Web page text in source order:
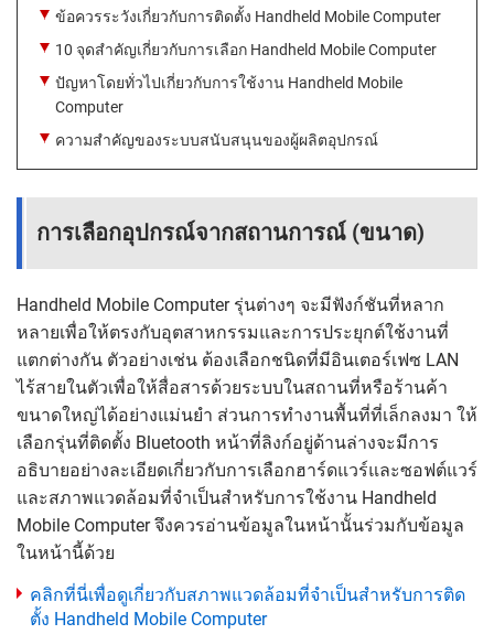
ข้อควรระวังเกี่ยวกับการติดตั้ง Handheld Mobile Computer
10 จุดสำคัญเกี่ยวกับการเลือก Handheld Mobile Computer
ปัญหาโดยทั่วไปเกี่ยวกับการใช้งาน Handheld Mobile
Computer
ความสำคัญของระบบสนับสนุนของผู้ผลิตอุปกรณ์
การเลือกอุปกรณ์จากสถานการณ์ (ขนาด)
Handheld Mobile Computer รุ่นต่างๆ จะมีฟังก์ชันที่หลาก
หลายเพื่อให้ตรงกับอุตสาหกรรมและการประยุกต์ใช้งานที่
แตกต่างกัน ตัวอย่างเช่น ต้องเลือกชนิดที่มีอินเตอร์เฟซ LAN
ไร้สายในตัวเพื่อให้สื่อสารด้วยระบบในสถานที่หรือร้านค้า
ขนาดใหญ่ได้อย่างแม่นยำ ส่วนการทำงานพื้นที่ที่เล็กลงมา ให้
เลือกรุ่นที่ติดตั้ง Bluetooth หน้าที่ลิงก์อยู่ด้านล่างจะมีการ
อธิบายอย่างละเอียดเกี่ยวกับการเลือกฮาร์ดแวร์และซอฟต์แวร์
และสภาพแวดล้อมที่จำเป็นสำหรับการใช้งาน Handheld
Mobile Computer จึงควรอ่านข้อมูลในหน้านั้นร่วมกับข้อมูล
ในหน้านี้ด้วย
คลิกที่นี่เพื่อดูเกี่ยวกับสภาพแวดล้อมที่จำเป็นสำหรับการติด
ตั้ง Handheld Mobile Computer